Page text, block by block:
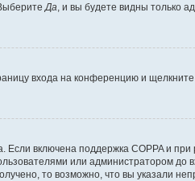
Выберите Да , и вы будете видны только
входа на конференцию и
включена поддержка COPPA и
или администратором
то возможно, что вы указали